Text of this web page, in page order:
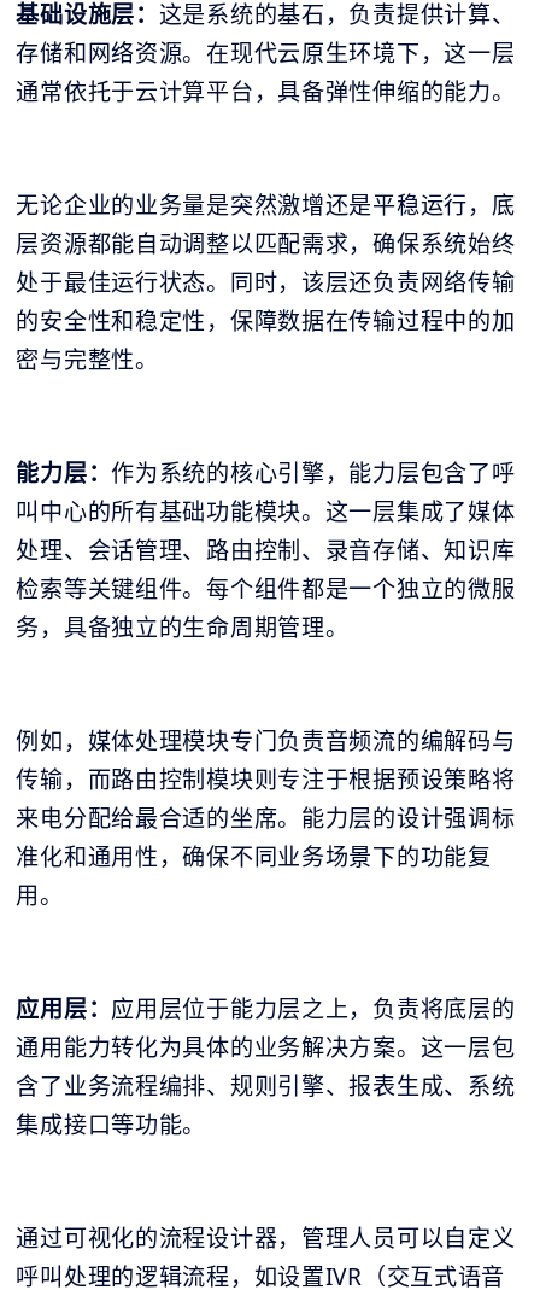
基础设施层： 这是系统的基石，负责提供计算、
存储和网络资源。在现代云原生环境下，这一层
通常依托于云计算平台，具备弹性伸缩的能力。
无论企业的业务量是突然激增还是平稳运行，底
层资源都能自动调整以匹配需求，确保系统始终
处于最佳运行状态。同时，该层还负责网络传输
的安全性和稳定性，保障数据在传输过程中的加
密与完整性。
能力层：作为系统的核心引擎，能力层包含了呼
叫中心的所有基础功能模块。这一层集成了媒体
处理、会话管理、路由控制、录音存储、知识库
检索等关键组件。每个组件都是一个独立的微服
务，具备独立的生命周期管理。
例如，媒体处理模块专门负责音频流的编解码与
传输，而路由控制模块则专注于根据预设策略将
来电分配给最合适的坐席。能力层的设计强调标
准化和通用性，确保不同业务场景下的功能复
用。
应用层： 应用层位于能力层之上，负责将底层的
通用能力转化为具体的业务解决方案。这一层包
含了业务流程编排、规则引擎、报表生成、系统
集成接口等功能。
通过可视化的流程设计器，管理人员可以自定义
呼叫处理的逻辑流程，如设置IVR（交互式语音